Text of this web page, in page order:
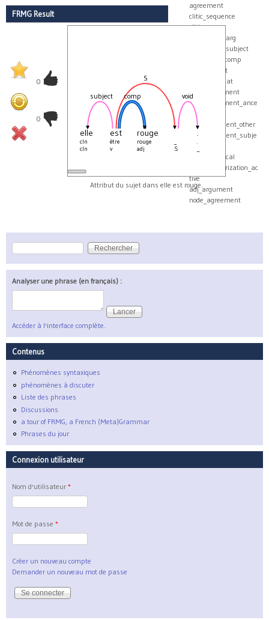
FRMG Result
0
0
elle
cln
cln
est
être
v
rouge
rouge
adj
S
.
void
S
subject
comp
Attribut du sujet dans elle est rouge.
agreement
clitic_sequence
clitics
collect_real_arg
collect_real_subject
real_group_comp
true_subject
v_with_subcat
verb_agreement
verb_agreement_ance
stor
verb_argument_other
verb_argument_subje
verb_canonical
verb_categorization_ac
tive
adj_argument
node_agreement
Formulaire de recherche
Rechercher
Analyser une phrase (en français) :
Accéder à l'interface complète.
Contenus
Phénomènes syntaxiques
phénomènes à discuter
Liste des phrases
Discussions
a tour of FRMG, a French (Meta)Grammar
Phrases du jour
Connexion utilisateur
Nom d'utilisateur *
Mot de passe *
Créer un nouveau compte
Demander un nouveau mot de passe